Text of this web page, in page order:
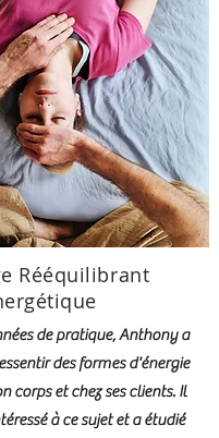
Rééquilibrant
de pratique, Anthony a
des formes d'énergie
corps et chez ses clients. Il
à ce sujet et a étudié